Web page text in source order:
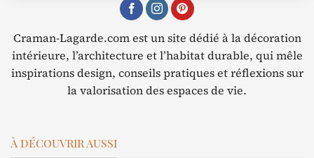
Craman-Lagarde.com est un site dédié à la décoration
intérieure, l’architecture et l’habitat durable, qui mêle
inspirations design, conseils pratiques et réflexions sur
la valorisation des espaces de vie.
À DÉCOUVRIR AUSSI